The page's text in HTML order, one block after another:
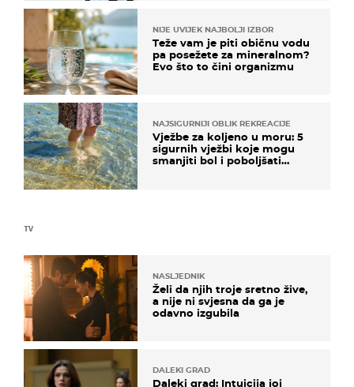
TV
NASLJEDNIK
Želi da njih troje sretno žive,
a nije ni svjesna da ga je
odavno izgubila
DALEKI GRAD
Daleki grad: Intuicija joj
NIJE UVIJEK NAJBOLJI IZBOR
Teže vam je piti običnu vodu
pa posežete za mineralnom?
Evo što to čini organizmu
NAJSIGURNIJI OBLIK REKREACIJE
Vježbe za koljeno u moru: 5
sigurnih vježbi koje mogu
smanjiti bol i poboljšati